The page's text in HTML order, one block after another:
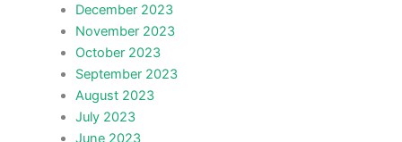
December 2023
November 2023
October 2023
September 2023
August 2023
July 2023
June 2023